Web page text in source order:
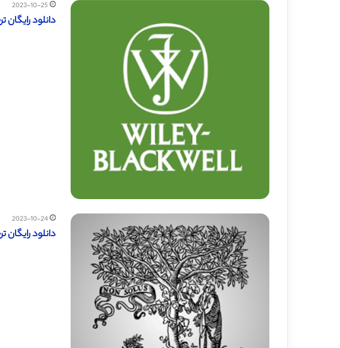
2023-10-25
دانلود رایگان
2023-10-24
دانلود رایگان